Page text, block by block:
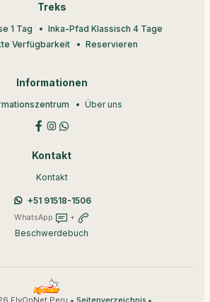
Treks
1 Tag
Inka-Pfad Klassisch 4 Tage
Verfügbarkeit
Reservieren
Informationen
Über uns
Kontakt
Kontakt
+51 91518-1506
WhatsApp +
Beschwerdebuch
FlyOnNet Peru • Seitenverzeichnis•